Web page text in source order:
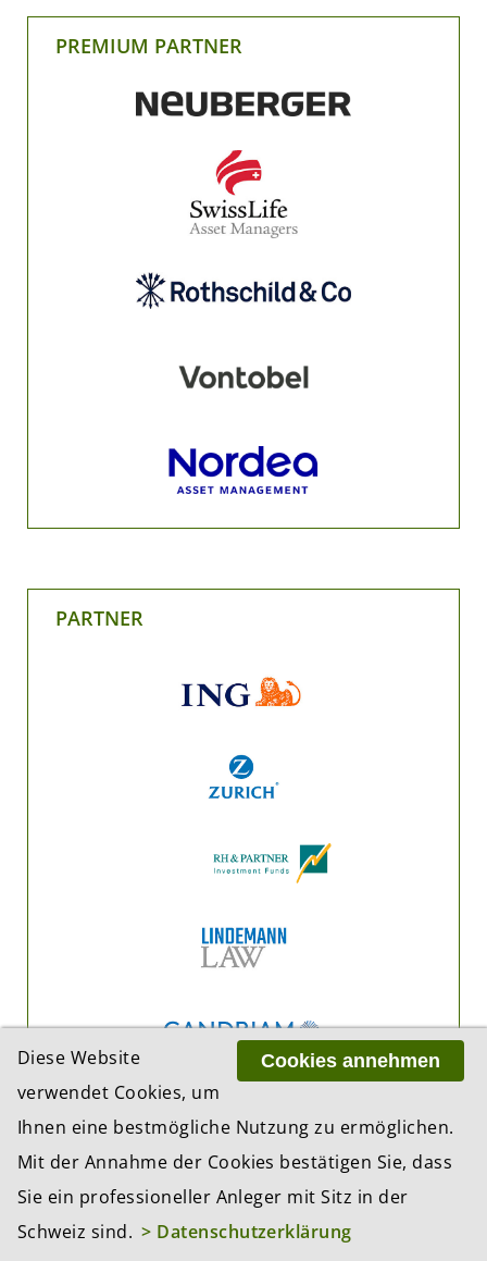
PREMIUM PARTNER
PARTNER
Cookies annehmen
Diese Website
verwendet Cookies, um
Ihnen eine bestmögliche Nutzung zu ermöglichen.
Mit der Annahme der Cookies bestätigen Sie, dass
Sie ein professioneller Anleger mit Sitz in der
Schweiz sind. > Datenschutzerklärung